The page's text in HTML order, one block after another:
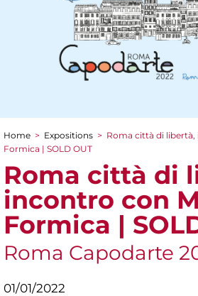
You are here
Home > Expositions > Roma città di
Formica | SOLD OUT
Roma città di
incontro con
Formica |
Roma Capodarte
01/01/2022